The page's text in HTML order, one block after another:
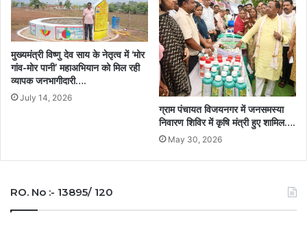
मुख्यमंत्री विष्णु देव साय के नेतृत्व में ‘मोर
गांव-मोर पानी’ महाअभियान को मिल रही
व्यापक जनभागीदारी….
July 14, 2026
ग्राम पंचायत विजयनगर में जनसमस्या
निवारण शिविर में कृषि मंत्री हुए शामिल….
May 30, 2026
RO. No :- 13895/ 120